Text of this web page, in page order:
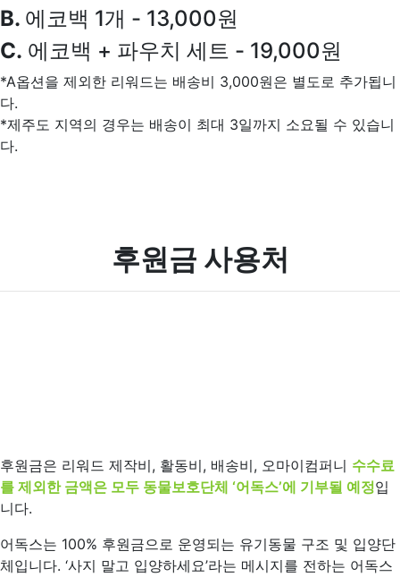
B. 에코백 1개 - 13,000원
C. 에코백 + 파우치 세트 - 19,000원
*A옵션을 제외한 리워드는 배송비 3,000원은 별도로 추가됩니
다.
*제주도 지역의 경우는 배송이 최대 3일까지 소요될 수 있습니
다.
후원금 사용처
후원금은 리워드 제작비, 활동비, 배송비, 오마이컴퍼니 수수료
를 제외한 금액은 모두 동물보호단체 ‘어독스’에 기부될 예정입
니다.
어독스는 100% 후원금으로 운영되는 유기동물 구조 및 입양단
체입니다. ‘사지 말고 입양하세요’라는 메시지를 전하는 어독스